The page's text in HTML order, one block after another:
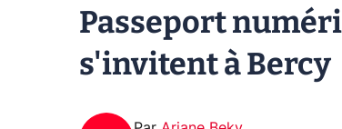
Passeport
s'invitent à Bercy